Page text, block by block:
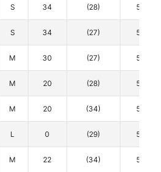
S 34 (28) 5
S 34 (27) 5
M 30 (27) 5
M 20 (28) 5
M 20 (34) 5
L 0 (29) 5
M 22 (34) 5